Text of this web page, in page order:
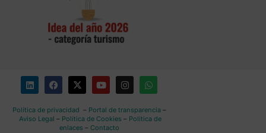
Política de privacidad – Portal de transparencia–
Aviso Legal – Política de Cookies – Política de
enlaces – Contacto